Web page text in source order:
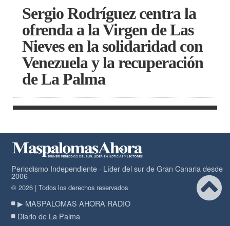
Sergio Rodríguez centra la
ofrenda a la Virgen de Las
Nieves en la solidaridad con
Venezuela y la recuperación
de La Palma
Periodismo Independiente · Líder del sur de Gran Canaria desde
2006
© 2026 | Todos los derechos reservados
▶ MASPALOMAS AHORA RADIO
Diario de La Palma